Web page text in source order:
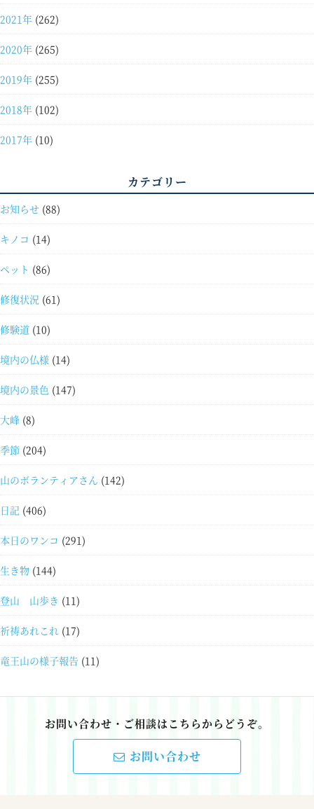
2021年 (262)
2020年 (265)
2019年 (255)
2018年 (102)
2017年 (10)
カテゴリー
お知らせ (88)
キノコ (14)
ペット (86)
修復状況 (61)
修験道 (10)
境内の仏様 (14)
境内の景色 (147)
大峰 (8)
季節 (204)
山のボランティアさん (142)
日記 (406)
本日のワンコ (291)
生き物 (144)
登山 山歩き (11)
祈祷あれこれ (17)
竜王山の様子報告 (11)
お問い合わせ・ご相談はこちらからどうぞ。
お問い合わせ